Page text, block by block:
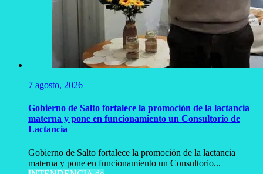
7 agosto, 2026
Gobierno de Salto fortalece la promoción de la lactancia
materna y pone en funcionamiento un Consultorio de
Lactancia
Gobierno de Salto fortalece la promoción de la lactancia
materna y pone en funcionamiento un Consultorio...